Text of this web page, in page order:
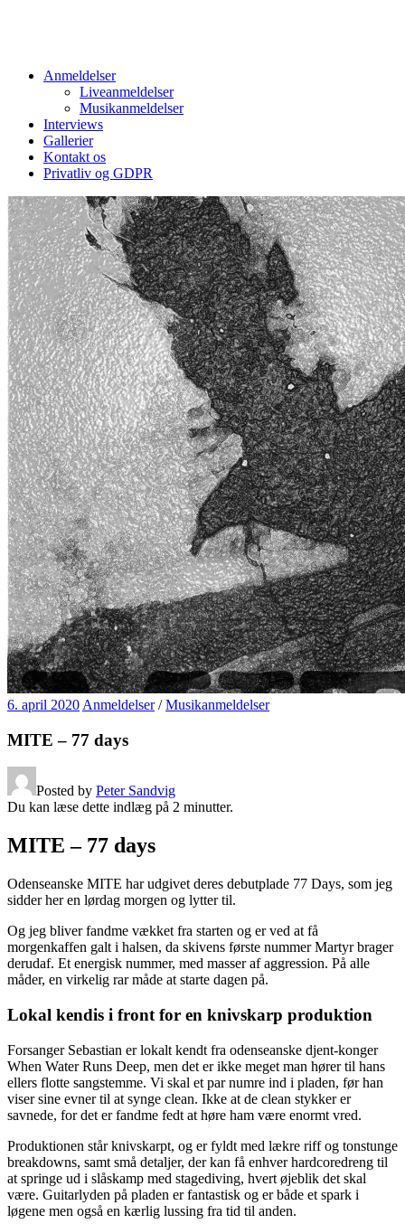
Anmeldelser
Liveanmeldelser
Musikanmeldelser
Interviews
Gallerier
Kontakt os
Privatliv og GDPR
6. april 2020 Anmeldelser/Musikanmeldelser
MITE – 77 days
Posted by Peter Sandvig
Du kan læse dette indlæg på 2 minutter.
MITE – 77 days
Odenseanske MITE har udgivet deres debutplade 77 Days, som jeg
sidder her en lørdag morgen og lytter til.
Og jeg bliver fandme vækket fra starten og er ved at få
morgenkaffen galt i halsen, da skivens første nummer Martyr brager
derudaf. Et energisk nummer, med masser af aggression. På alle
måder, en virkelig rar måde at starte dagen på.
Lokal kendis i front for en knivskarp produktion
Forsanger Sebastian er lokalt kendt fra odenseanske djent-konger
When Water Runs Deep, men det er ikke meget man hører til hans
ellers flotte sangstemme. Vi skal et par numre ind i pladen, før han
viser sine evner til at synge clean. Ikke at de clean stykker er
savnede, for det er fandme fedt at høre ham være enormt vred.
Produktionen står knivskarpt, og er fyldt med lækre riff og tonstunge
breakdowns, samt små detaljer, der kan få enhver hardcoredreng til
at springe ud i slåskamp med stagediving, hvert øjeblik det skal
være. Guitarlyden på pladen er fantastisk og er både et spark i
løgene men også en kærlig lussing fra tid til anden.